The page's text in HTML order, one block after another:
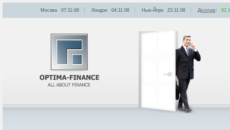
Москва 07:11:08 Лондон 04:11:08 Нью-Йорк 23:11:08 Доллар: